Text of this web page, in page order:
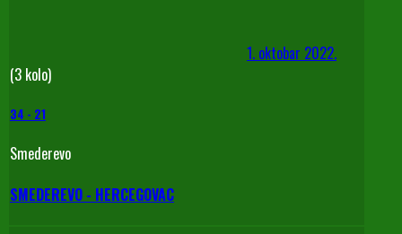
1. oktobar 2022.
(3 kolo)
34 - 21
Smederevo
SMEDEREVO - HERCEGOVAC